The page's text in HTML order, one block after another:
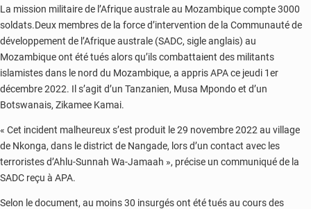
La mission militaire de l’Afrique australe au Mozambique compte 3000
soldats.Deux membres de la force d’intervention de la Communauté de
développement de l’Afrique australe (SADC, sigle anglais) au
Mozambique ont été tués alors qu’ils combattaient des militants
islamistes dans le nord du Mozambique, a appris APA ce jeudi 1er
décembre 2022. Il s’agit d’un Tanzanien, Musa Mpondo et d’un
Botswanais, Zikamee Kamai.
« Cet incident malheureux s’est produit le 29 novembre 2022 au village
de Nkonga, dans le district de Nangade, lors d’un contact avec les
terroristes d’Ahlu-Sunnah Wa-Jamaah », précise un communiqué de la
SADC reçu à APA.
Selon le document, au moins 30 insurgés ont été tués au cours des